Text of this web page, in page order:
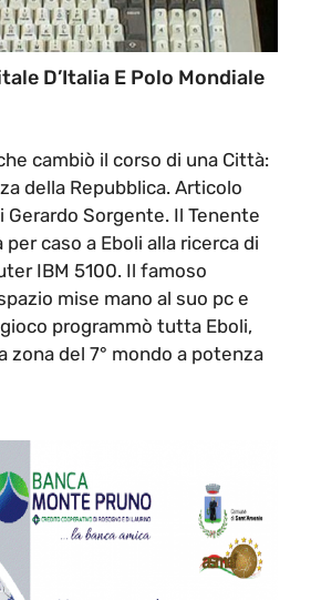
D’Italia E Polo Mondiale
cambiò il corso di una Città:
della Repubblica. Articolo
Sorgente. Il Tenente
caso a Eboli alla ricerca di
IBM 5100. Il famoso
mise mano al suo pc e
programmò tutta Eboli,
zona del 7° mondo a potenza